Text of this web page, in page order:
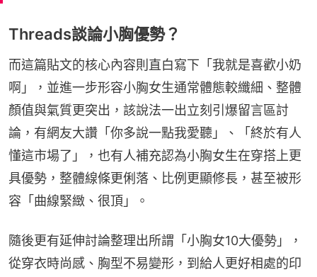
Threads談論小胸優勢？
而這篇貼文的核心內容則直白寫下「我就是喜歡小奶
啊」，並進一步形容小胸女生通常體態較纖細、整體
顏值與氣質更突出，該說法一出立刻引爆留言區討
論，有網友大讚「你多說一點我愛聽」、「終於有人
懂這市場了」，也有人補充認為小胸女生在穿搭上更
具優勢，整體線條更俐落、比例更顯修長，甚至被形
容「曲線緊緻、很頂」。
隨後更有延伸討論整理出所謂「小胸女10大優勢」，
從穿衣時尚感、胸型不易變形，到給人更好相處的印